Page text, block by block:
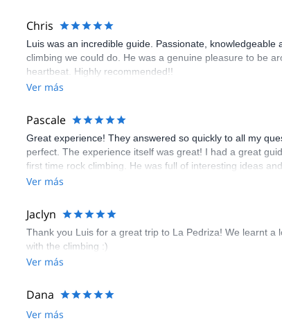
Chris
Luis was an incredible guide. Passionate,
climbing we could do. He was a genuine pleasure to be
heartbeat. Highly recommended!!
Ver más
Pascale
Great experience! They answered so quickly to all my
perfect. The experience itself was great! I had a great
first time rock climbing. He was full of interesting ideas
recommend enough Explore Share and Dreampeaks 🙏
Ver más
Jaclyn
Thank you Luis for a great trip to La Pedriza! We learnt
with the climbing :)
Ver más
Dana
Ver más